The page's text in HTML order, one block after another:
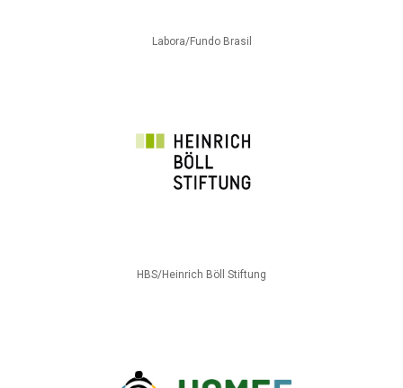
Labora/Fundo Brasil
HBS/Heinrich Böll Stiftung